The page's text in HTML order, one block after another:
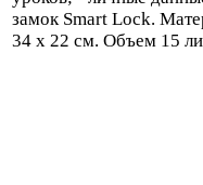
замок Smart Lock.
34 х 22 см. Объем 15